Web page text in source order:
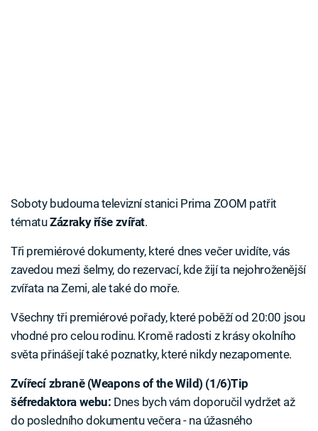
Soboty budouma televizní stanici Prima ZOOM patřit
tématuZázraky říše zvířat.
Tři premiérové dokumenty, které dnes večer uvidíte, vás
zavedou mezi šelmy, do rezervací, kde žijí ta nejohroženější
zvířata na Zemi, ale také do moře.
Všechny tři premiérové pořady, které poběží od 20:00 jsou
vhodné pro celou rodinu. Kromě radosti z krásy okolního
světa přinášejí také poznatky, které nikdy nezapomente.
Zvířecí zbraně (Weapons of the Wild) (1/6)Tip
šéfredaktora webu: Dnes bych vám doporučil vydržet až
do posledního dokumentu večera - na úžasného